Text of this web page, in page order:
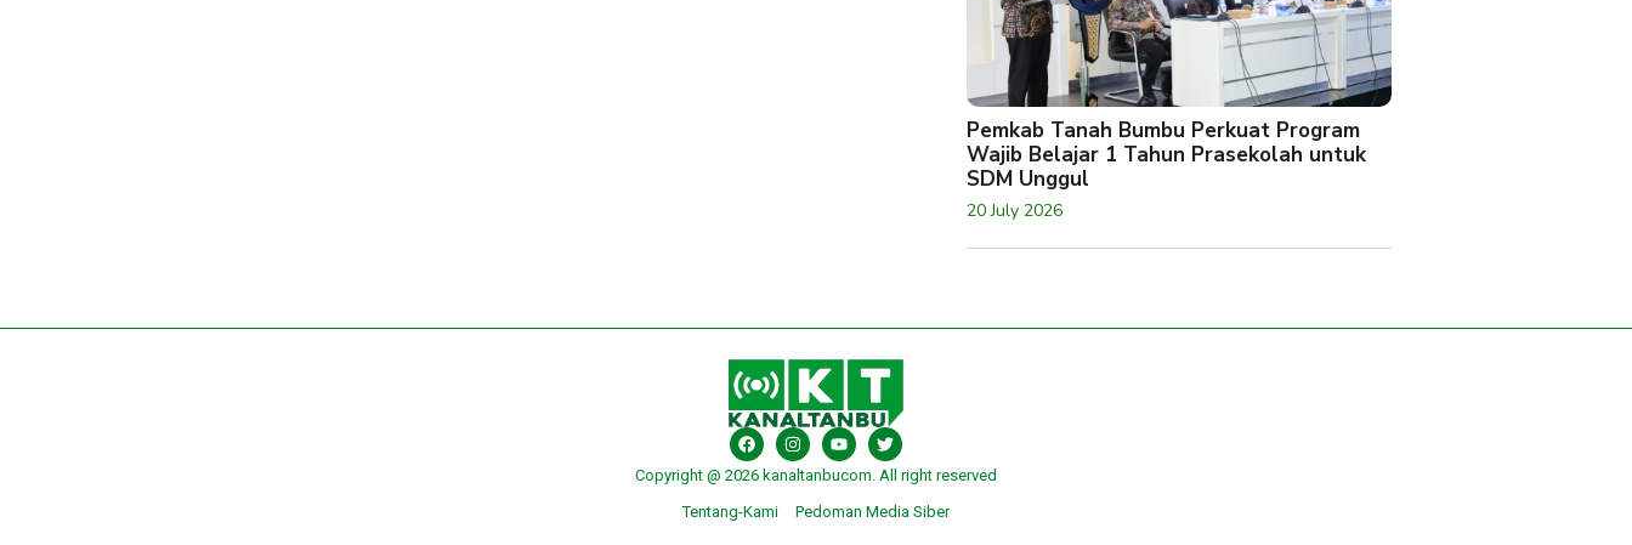
Pemkab Tanah Bumbu Perkuat Program
Wajib Belajar 1 Tahun Prasekolah untuk
SDM Unggul
20 July 2026
Copyright @ 2026 kanaltanbucom. All right reserved
Tentang-Kami
Pedoman Media Siber